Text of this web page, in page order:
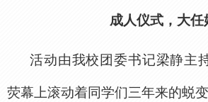
成人仪式，大任
活动由我校团委书记梁静主
荧幕上滚动着同学们三年来的蜕变